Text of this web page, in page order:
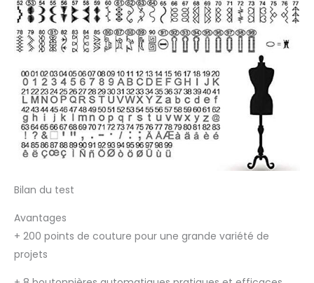
Bilan du test
Avantages
+ 200 points de couture pour une grande variété de
projets